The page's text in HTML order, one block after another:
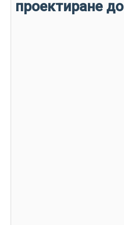
проектиране